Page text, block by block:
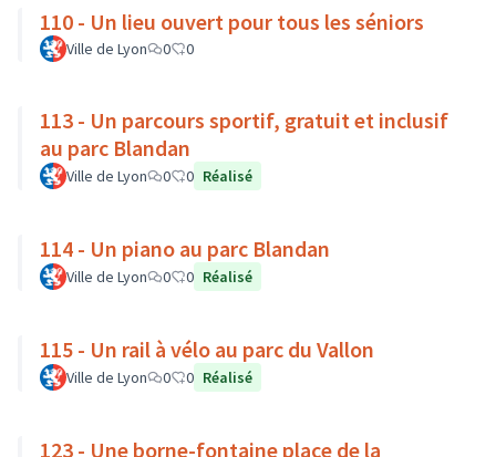
110 - Un lieu ouvert pour tous les séniors
Ville de Lyon 0 0
113 - Un parcours sportif, gratuit et inclusif
au parc Blandan
Ville de Lyon 0 0 Réalisé
114 - Un piano au parc Blandan
Ville de Lyon 0 0 Réalisé
115 - Un rail à vélo au parc du Vallon
Ville de Lyon 0 0 Réalisé
123 - Une borne-fontaine place de la